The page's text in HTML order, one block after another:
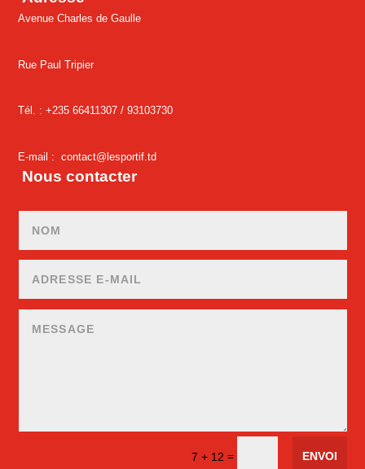
Avenue Charles de Gaulle
Rue Paul Tripier
Tél. : +235 66411307 /93103730
E-mail :contact@lesportif.td
Nous contacter
7 + 12 = ENVOI